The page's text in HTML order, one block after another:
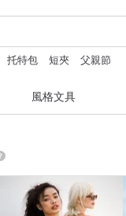
托特包 短夾 父親節
風格文具